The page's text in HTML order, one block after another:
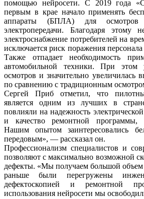
помощью нейросети. С 2019 года
первым в крае начало применять
аппараты (БПЛА) для осмотров
электропередачи. Благодаря этому
электроснабжение потребителей на
исключается риск поражения
Также отпадает необходимость
автомобильной техники. При этом
осмотров и значительно увеличилась
по сравнению с традиционным
Сергей Приб отметил, что
является одним из лучших в
повлияли на надежность
и качество ремонтной программы,
Нашим опытом заинтересовались
передовым», — рассказал он.
Профессионализм специалистов и
позволяют с максимально возможной
дефекты. «Мы получаем большой
раньше были перегружены
дефектоскопией и ремонтной
использования нейросети мы